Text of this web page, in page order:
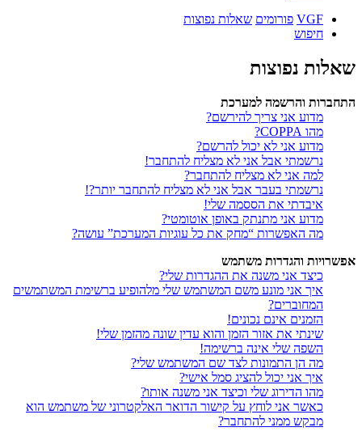
VGF פורומים שאלות נפוצות
חיפוש
שאלות נפוצות
התחברות והרשמה למערכת
מדוע אני צריך להירשם?
מהו COPPA?
מדוע אני לא יכול להרשם?
נרשמתי אבל אני לא מצליח להתחבר!
למה אני לא מצליח להתחבר?
נרשמתי בעבר אבל אני לא מצליח להתחבר יותר?!
איבדתי את הססמה שלי!
מדוע אני מתנתק באופן אוטומטי?
מה האפשרות “מחק את כל עוגיות המערכת” עושה?
אפשרויות והגדרות משתמש
כיצד אני משנה את ההגדרות שלי?
איך אני מונע משם המשתמש שלי מלהופיע ברשימת המשתמשים
המחוברים?
הזמנים אינם נכונים!
שינתי את אזור הזמן והוא עדין שונה מהזמן שלי!
השפה שלי אינה ברשימה!
מה הן התמונות לצד שם המשתמש שלי?
איך אני יכול להציג סמל אישי?
מהו הדירוג שלי וכיצד אני משנה אותו?
כאשר אני לוחץ על קישור הדואר האלקטרוני של משתמש הוא
מבקש ממני להתחבר?